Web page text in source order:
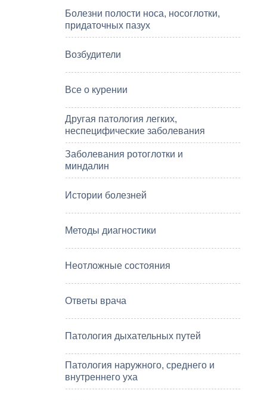
Болезни полости носа, носоглотки,
придаточных пазух
Возбудители
Все о курении
Другая патология легких,
неспецифические заболевания
Заболевания ротоглотки и
миндалин
Истории болезней
Методы диагностики
Неотложные состояния
Ответы врача
Патология дыхательных путей
Патология наружного, среднего и
внутреннего уха